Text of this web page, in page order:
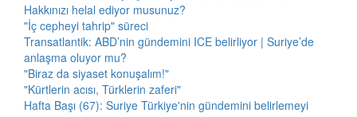
Hakkınızı helal ediyor musunuz?
"İç cepheyi tahrip" süreci
Transatlantik: ABD’nin gündemini ICE belirliyor | Suriye’de
anlaşma oluyor mu?
"Biraz da siyaset konuşalım!"
"Kürtlerin acısı, Türklerin zaferi"
Hafta Başı (67): Suriye Türkiye'nin gündemini belirlemeyi